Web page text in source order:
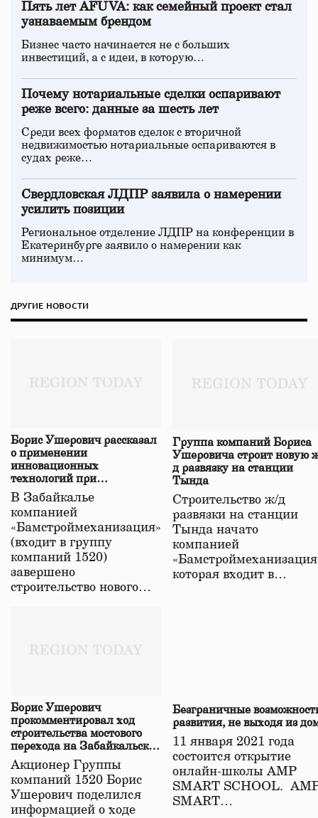
Пять лет AFUVA: как семейный проект стал
узнаваемым брендом
Бизнес часто начинается не с больших
инвестиций, а с идеи, в которую…
Почему нотариальные сделки оспаривают
реже всего: данные за шесть лет
Среди всех форматов сделок с вторичной
недвижимостью нотариальные оспариваются в
судах реже…
Свердловская ЛДПР заявила о намерении
усилить позиции
Региональное отделение ЛДПР на конференции в
Екатеринбурге заявило о намерении как
минимум…
ДРУГИЕ НОВОСТИ
Борис Ушерович рассказал
о применении
инновационных
технологий при
строительстве нового моста
в Забайкалье
В Забайкалье
компанией
«Бамстроймеханизация»
(входит в группу
компаний 1520)
завершено
строительство нового…
Группа компаний Бориса
Ушеровича строит новую
д развязку на станции
Тында
Строительство ж/д
развязки на станции
Тында начато
компанией
которая входит в…
Борис Ушерович
прокомментировал ход
строительства мостового
перехода на Забайкальской
железной дороге
Акционер Группы
компаний 1520 Борис
Ушерович поделился
информацией о ходе
Безграничные
развития, не выходя из
11 января 2021 года
состоится открытие
онлайн-школы АМР
SMART SCHOOL.
SMART…